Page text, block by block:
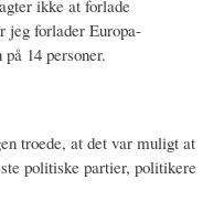
ikke at forlade
jeg forlader Europa-
14 personer.
troede, at det var muligt at
politiske partier, politikere